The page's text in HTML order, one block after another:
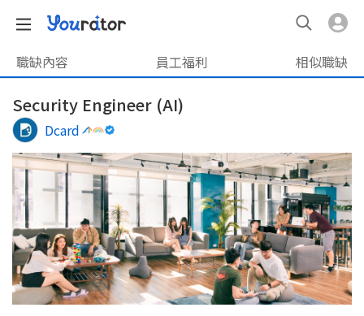
職缺內容 員工福利 相似職缺
Security Engineer (AI)
Dcard